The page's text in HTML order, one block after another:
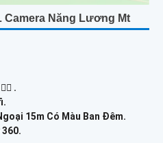
Camera Năng Lương Mt
.
15m Có Màu Ban Ðêm.
360.